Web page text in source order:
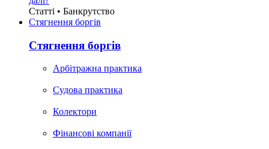
Статті • Банкрутство
Стягнення боргiв
Стягнення боргiв
Арбітражна практика
Судова практика
Колектори
Фінансові компанії